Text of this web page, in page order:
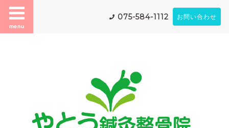
menu
075-584-1112 お問い合わせ